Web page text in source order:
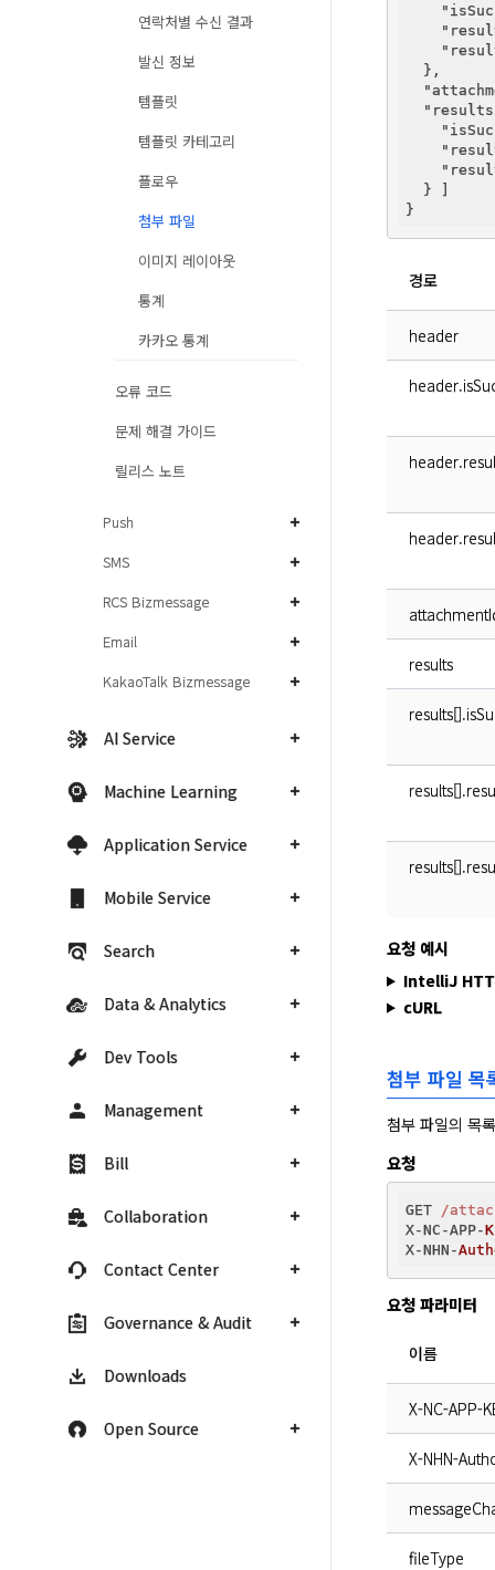
연락처별 수신 결과
발신 정보
템플릿
템플릿 카테고리
플로우
첨부 파일
이미지 레이아웃
통계
카카오 통계
오류 코드
문제 해결 가이드
릴리스 노트
Push
SMS
RCS Bizmessage
Email
KakaoTalk Bizmessage
AI Service
Machine Learning
Application Service
Mobile Service
Search
Data & Analytics
Dev Tools
Management
Bill
Collaboration
Contact Center
Governance & Audit
Downloads
Open Source
  },
  } ]
경로
header
results
요청 예시
IntelliJ
cURL
첨부 파일 목
첨부 파일의 목
요청
GET
/
X-NC-APP-
X-NHN-
요청 파라미터
이름
X-NC-APP-
X-NHN-
fileType